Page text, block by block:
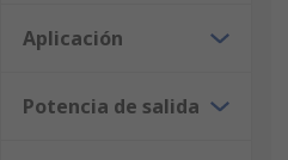
Compra segura
Explora ahora nuestro
necesitas para tus
Aplicación
Potencia de salida